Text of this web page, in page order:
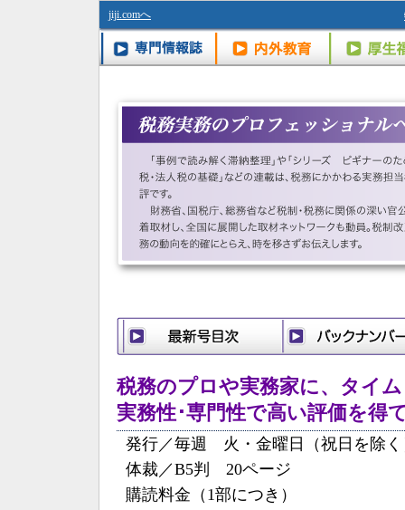
jiji.comへ
税務のプロや実務家に、タイ
実務性･専門性で高い評価を得
発行／毎週 火・金曜日（祝日を除く
体裁／B5判 20ページ
購読料金（1部につき）